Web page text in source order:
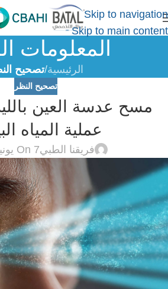
Skip to navigation
Skip to main content
المعلومات
الرئيسية/تصحيح
تصحيح النظر
عملية المياه
فريقنا الطبيOn 7 يونيو، 2022